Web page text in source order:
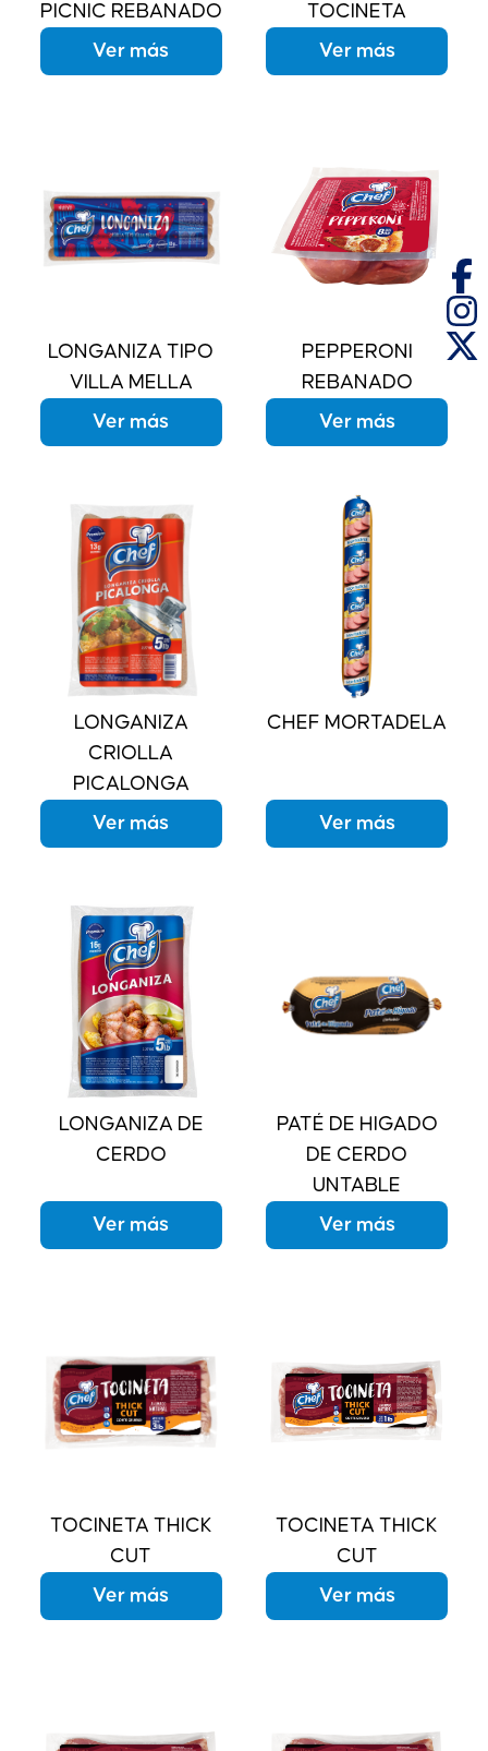
PICNIC REBANADO
Ver más
TOCINETA
Ver más
LONGANIZA TIPO
VILLA MELLA
Ver más
PEPPERONI
REBANADO
Ver más
LONGANIZA
CRIOLLA
PICALONGA
Ver más
CHEF MORTADELA
Ver más
LONGANIZA DE
CERDO
Ver más
PATÉ DE HIGADO
DE CERDO
UNTABLE
Ver más
TOCINETA THICK
CUT
Ver más
TOCINETA THICK
CUT
Ver más